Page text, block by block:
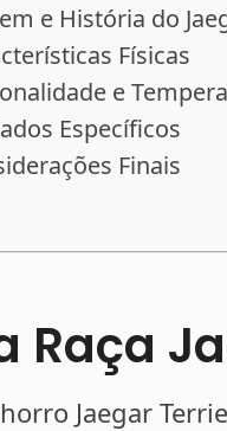
e História do
Físicas
e
Específicos
Finais
Raça
Jaegar